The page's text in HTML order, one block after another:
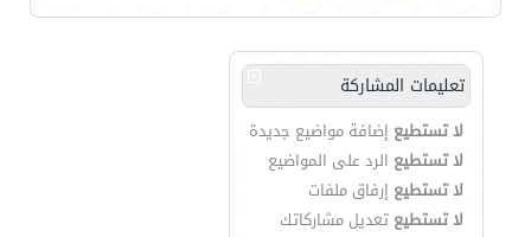
تعليمات المشاركة
لا تستطيع إضافة مواضيع جديدة
لا تستطيع الرد على المواضيع
لا تستطيع إرفاق ملفات
لا تستطيع تعديل مشاركاتك